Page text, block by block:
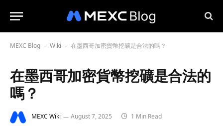
MEXC Blog - Wiki - 在墨西哥加密貨幣挖礦是合法的嗎？
在墨西哥加密貨幣挖礦是合法的
嗎？
MEXC Wiki August 7, 2025 1 Min Read